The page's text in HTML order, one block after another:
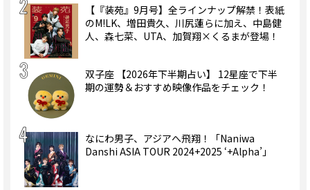
【『装苑』9月号】全ラインナップ解禁！表紙
のM!LK、増田貴久、川尻蓮らに加え、中島健
人、森七菜、UTA、加賀翔×くるまが登場！
双子座 【2026年下半期占い】 12星座で下半
期の運勢＆おすすめ映像作品をチェック！
なにわ男子、アジアへ飛翔！「Naniwa
Danshi ASIA TOUR 2024+2025 ‘+Alpha’」